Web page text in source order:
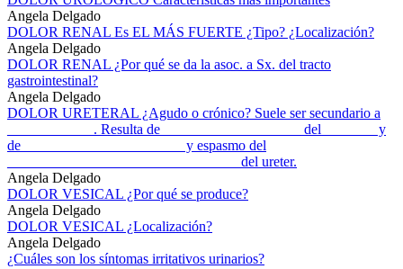
Angela Delgado
DOLOR RENAL Es EL MÁS FUERTE ¿Tipo? ¿Localización?
Angela Delgado
DOLOR RENAL ¿Por qué se da la asoc. a Sx. del tracto
gastrointestinal?
Angela Delgado
DOLOR URETERAL ¿Agudo o crónico? Suele ser secundario a
____________. Resulta de ___________________ del _______ y
de ______________________ y espasmo del
________________________________ del ureter.
Angela Delgado
DOLOR VESICAL ¿Por qué se produce?
Angela Delgado
DOLOR VESICAL ¿Localización?
Angela Delgado
¿Cuáles son los síntomas irritativos urinarios?